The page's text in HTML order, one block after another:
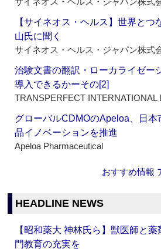
【サイネオス・ヘルス】世界と
山氏に聞く
サイネオス・ヘルス・ジャパン株式
治験文書の翻訳・ローカライゼー
導入できるかーその[2]
TRANSPERFECT INTERNATIONAL
グローバルCDMOのApeloa、日
品イノベーションを推進
Apeloa Pharmaceutical
おすすめ情報
HEADLINE NEWS
【昭和薬大 神林氏ら】獣医師と
門教育の充実を